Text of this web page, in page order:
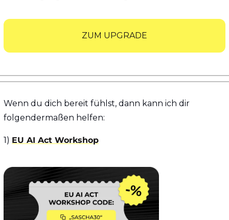
ZUM UPGRADE
Wenn du dich bereit fühlst, dann kann ich dir
folgendermaßen helfen:
1) EU AI Act Workshop